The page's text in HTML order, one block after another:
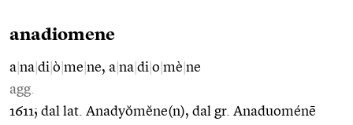
anadiomene
a na di ò me ne, a na di o mè ne
agg.
1611; dal lat. Anadyŏmĕne(n), dal gr. Anaduoménē